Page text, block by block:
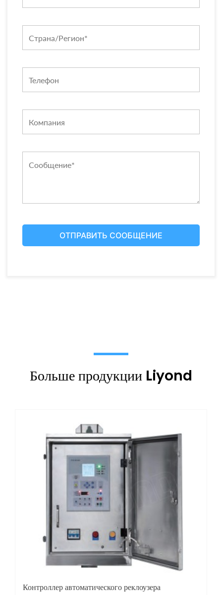
Больше продукции Liyond
Контроллер автоматического реклоузера